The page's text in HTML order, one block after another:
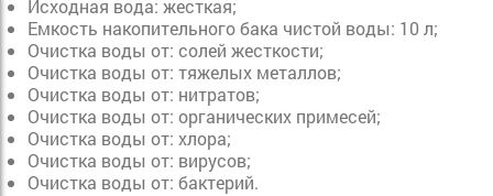
Исходная вода: жесткая;
Емкость накопительного бака чистой воды: 10 л;
Очистка воды от: солей жесткости;
Очистка воды от: тяжелых металлов;
Очистка воды от: нитратов;
Очистка воды от: органических примесей;
Очистка воды от: хлора;
Очистка воды от: вирусов;
Очистка воды от: бактерий.